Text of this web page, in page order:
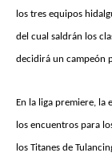
los tres equipos
del cual saldrán los
decidirá un campeón
En la liga premiere, la
los encuentros para
los Titanes de